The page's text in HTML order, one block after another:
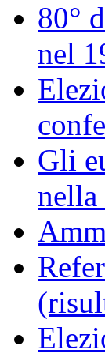
80°
nel
Gli
nella